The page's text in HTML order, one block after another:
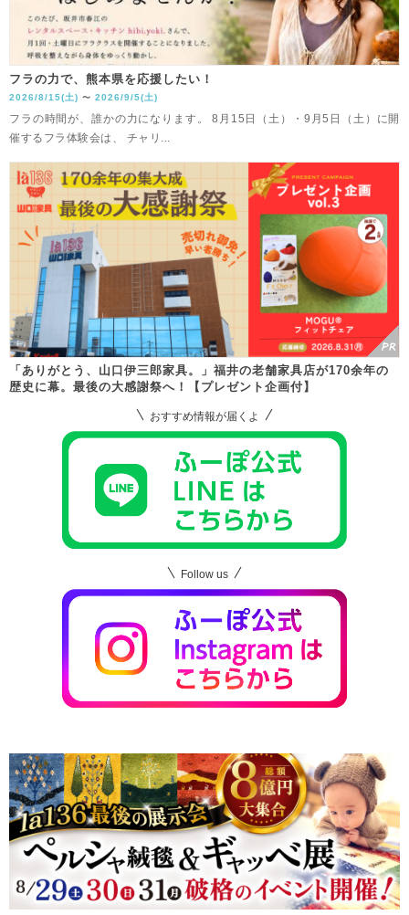
フラの力で、熊本県を応援したい！
2026/8/15(土) 〜 2026/9/5(土)
フラの時間が、誰かの力になります。 8月15日（土）・9月5日（土）に開
催するフラ体験会は、 チャリ...
「ありがとう、山口伊三郎家具。」福井の老舗家具店が170余年の
歴史に幕。最後の大感謝祭へ！【プレゼント企画付】
おすすめ情報が届くよ
Follow us